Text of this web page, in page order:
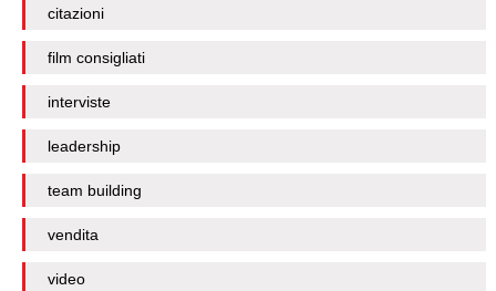
citazioni
film consigliati
interviste
leadership
team building
vendita
video